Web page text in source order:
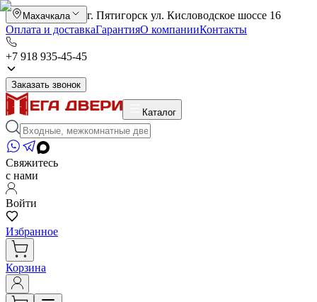
Махачкала
г. Пятигорск ул. Кисловодское шоссе 16
Оплата и доставкаГарантияО компанииКонтакты
+7 918 935-45-45
Заказать звонок
Каталог
Свяжитесь
с нами
Войти
Избранное
Корзина